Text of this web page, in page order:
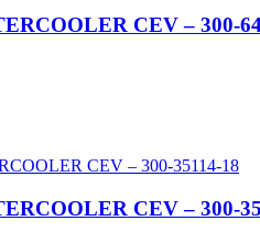
CEV – 300-
CEV – 300-